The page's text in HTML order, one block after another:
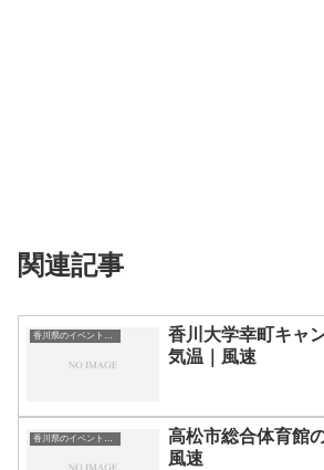
関連記事
香川県のイベント会場一覧
香川大学幸町キャ
気温｜風速
香川県のイベント会場一覧
高松市総合体育館
風速